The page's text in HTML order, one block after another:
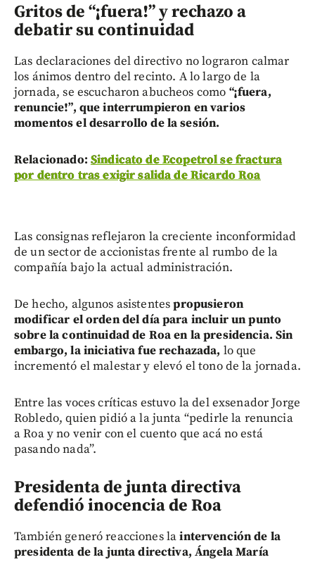
Gritos de “¡fuera!” y rechazo a
debatir su continuidad
Las declaraciones del directivo no lograron calmar
los ánimos dentro del recinto. A lo largo de la
jornada, se escucharon abucheos como “¡fuera,
renuncie!”, que interrumpieron en varios
momentos el desarrollo de la sesión.
Relacionado: Sindicato de Ecopetrol se fractura
por dentro tras exigir salida de Ricardo Roa
Las consignas reflejaron la creciente inconformidad
de un sector de accionistas frente al rumbo de la
compañía bajo la actual administración.
De hecho, algunos asistentespropusieron
modificar el orden del día para incluir un punto
sobre la continuidad de Roa en la presidencia. Sin
embargo, la iniciativa fue rechazada, lo que
incrementó el malestar y elevó el tono de la jornada.
Entre las voces críticas estuvo la del exsenador Jorge
Robledo, quien pidió a la junta “pedirle la renuncia
a Roa y no venir con el cuento que acá no está
pasando nada”.
Presidenta de junta directiva
defendió inocencia de Roa
También generó reacciones laintervención de la
presidenta de la junta directiva, Ángela María